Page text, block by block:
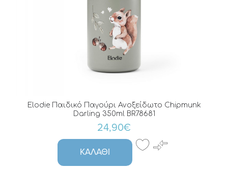
Elodie Παιδικό Παγούρι Ανοξείδωτο Chipmunk
Darling 350ml BR78681
24,90€
ΚΑΛΆΘΙ